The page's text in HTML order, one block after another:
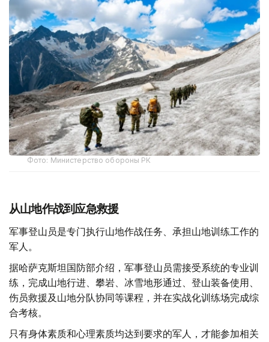
Фото: Министерство обороны РК
从山地作战到应急救援
军事登山员是专门执行山地作战任务、承担山地训练工作的
军人。
据哈萨克斯坦国防部介绍，军事登山员需接受系统的专业训
练，完成山地行进、攀岩、冰雪地形通过、登山装备使用、
伤员救援及山地分队协同等课程，并在实战化训练场完成综
合考核。
只有身体素质和心理素质均达到要求的军人，才能参加相关